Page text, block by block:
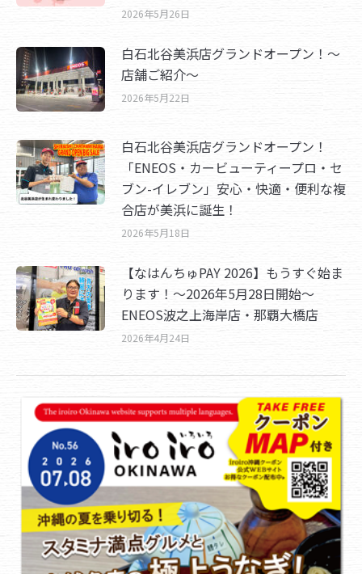
2026年5月26日
白石北谷美浜店グランドオープン！～
店舗ご紹介～
2026年5月22日
白石北谷美浜店グランドオープン！
「ENEOS・カービューティープロ・セ
ブン-イレブン」安心・快適・便利な複
合店が美浜に誕生！
2026年5月18日
【なはんちゅPAY 2026】もうすぐ始ま
ります！～2026年5月28日開始～
ENEOS波之上海岸店・那覇大橋店
2026年4月24日